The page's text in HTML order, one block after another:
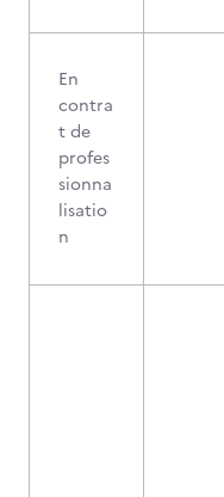
En
contra
t de
profes
sionna
lisatio
n